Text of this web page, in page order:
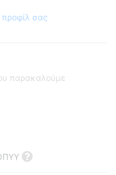
σας
παρακαλούμε